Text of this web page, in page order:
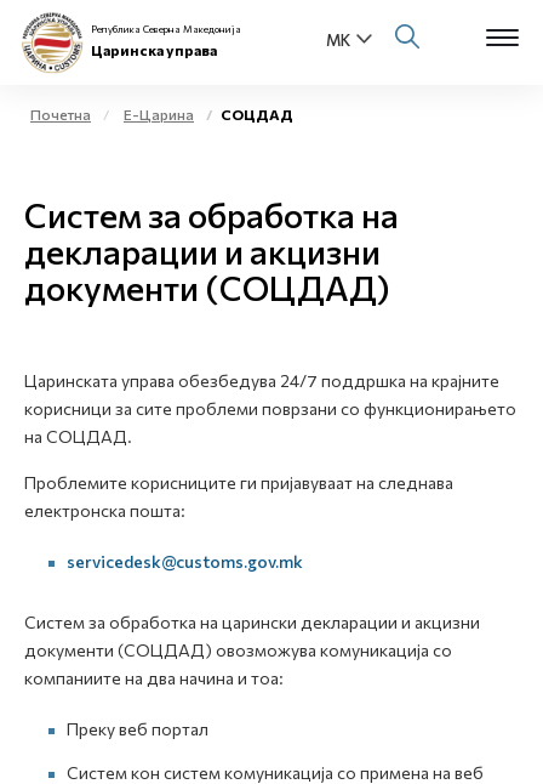
Бизнис заедница
Медиа центар
Контакт
Република Северна Македонија
Царинска управа
Почетна Е-Царина СОЦДАД
Систем за обработка на
декларации и акцизни
документи (СОЦДАД)
Царинската управа обезбедува 24/7 поддршка на крајните
корисници за сите проблеми поврзани со функционирањето
на СОЦДАД.
Проблемите корисниците ги пријавуваат на следнава
електронска пошта:
servicedesk@customs.gov.mk
Систем за обработка на царински декларации и акцизни
документи (СОЦДАД) овозможува комуникација со
компаниите на два начина и тоа:
Преку веб портал
Систем кон систем комуникација со примена на веб